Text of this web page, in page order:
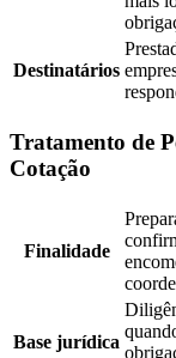
Destinatários
Tratamento de
Cotação
Finalidade
Base jurídica